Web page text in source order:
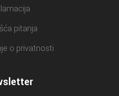
pitanja
o privatnosti